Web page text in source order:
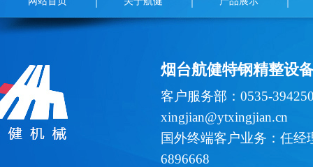
烟台航健特钢精整设
客户服务部：0535-
xingjian@ytxingjian.cn
国外终端客户业务：任
6896668